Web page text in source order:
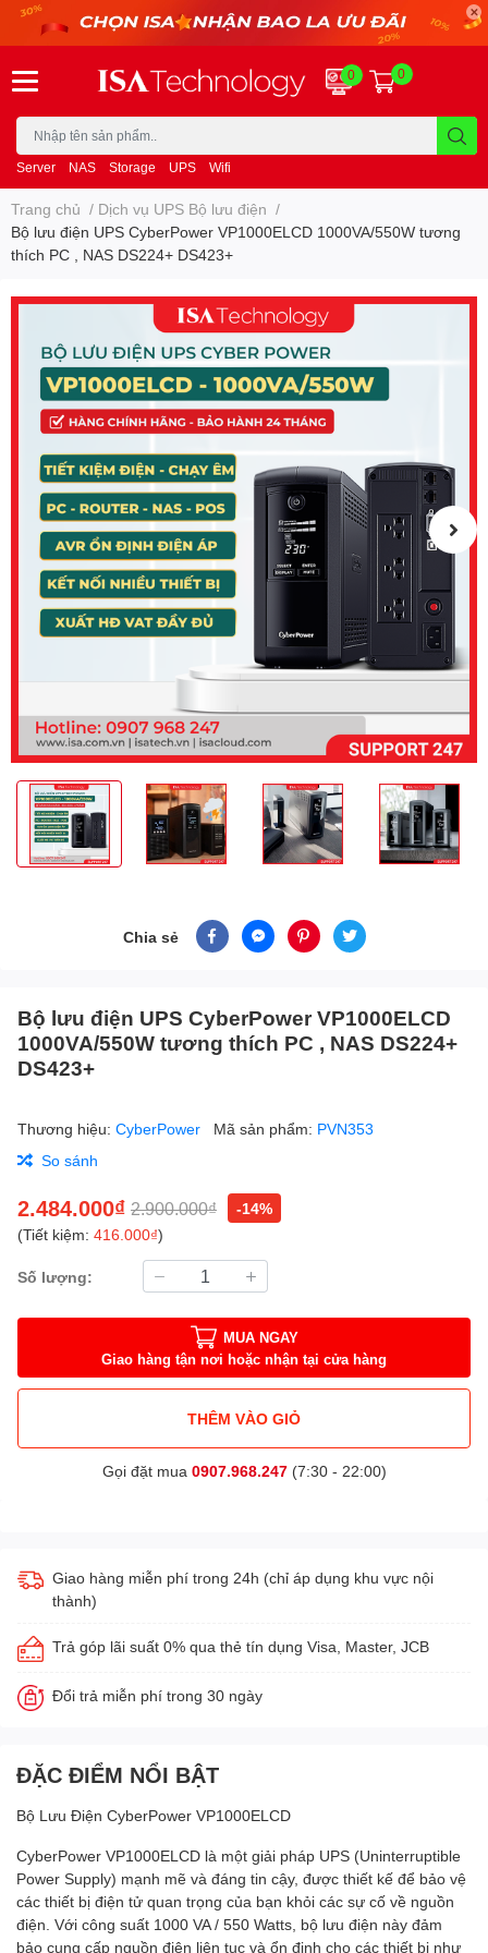
Server NAS Storage UPS Wifi
0 0
Trang chủ / Dịch vụ UPS Bộ lưu điện /
Bộ lưu điện UPS CyberPower VP1000ELCD 1000VA/550W tương
thích PC , NAS DS224+ DS423+
Chia sẻ
Bộ lưu điện UPS CyberPower VP1000ELCD
1000VA/550W tương thích PC , NAS DS224+
DS423+
Thương hiệu: CyberPower Mã sản phẩm: PVN353
So sánh
2.484.000₫ 2.900.000₫
-14%
(Tiết kiệm: 416.000₫)
Số lượng:
MUA NGAY
Giao hàng tận nơi hoặc nhận tại cửa hàng
THÊM VÀO GIỎ
Gọi đặt mua 0907.968.247(7:30 - 22:00)
Giao hàng miễn phí trong 24h (chỉ áp dụng khu vực nội
thành)
Trả góp lãi suất 0% qua thẻ tín dụng Visa, Master, JCB
Đổi trả miễn phí trong 30 ngày
ĐẶC ĐIỂM NỔI BẬT
Bộ Lưu Điện CyberPower VP1000ELCD
CyberPower VP1000ELCD là một giải pháp UPS (Uninterruptible
Power Supply) mạnh mẽ và đáng tin cậy, được thiết kế để bảo vệ
các thiết bị điện tử quan trọng của bạn khỏi các sự cố về nguồn
điện. Với công suất 1000 VA / 550 Watts, bộ lưu điện này đảm
bảo cung cấp nguồn điện liên tục và ổn định cho các thiết bị như